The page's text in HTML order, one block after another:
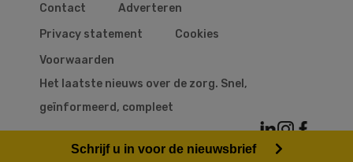
Contact
Adverteren
Privacy statement
Cookies
Voorwaarden
Het laatste nieuws over de zorg. Snel,
geïnformeerd, compleet
Schrijf u in voor de nieuwsbrief